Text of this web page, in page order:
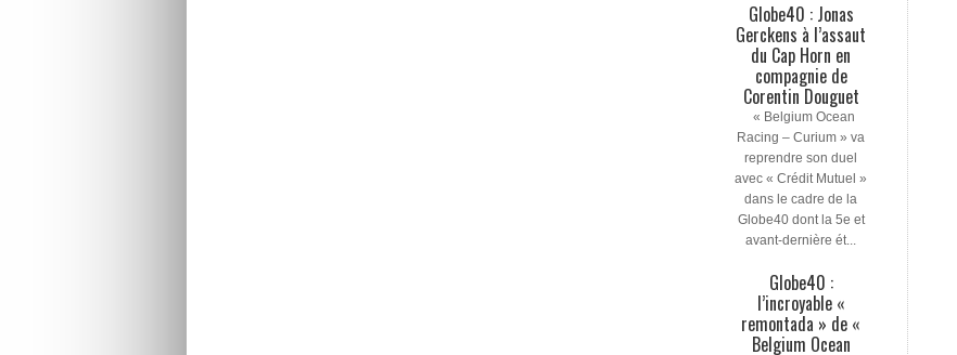
Globe40 : Jonas
Gerckens à l’assaut
du Cap Horn en
compagnie de
Corentin Douguet
« Belgium Ocean
Racing – Curium » va
reprendre son duel
avec « Crédit Mutuel »
dans le cadre de la
Globe40 dont la 5e et
avant-dernière ét...
Globe40 :
l’incroyable «
remontada » de «
Belgium Ocean